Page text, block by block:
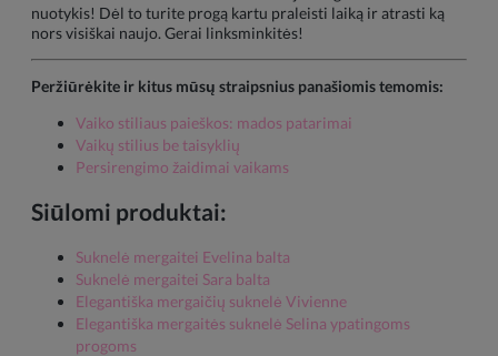
nuotykis! Dėl to turite progą kartu praleisti laiką ir atrasti ką
nors visiškai naujo. Gerai linksminkitės!
Peržiūrėkite ir kitus mūsų straipsnius panašiomis temomis:
Vaiko stiliaus paieškos: mados patarimai
Vaikų stilius be taisyklių
Persirengimo žaidimai vaikams
Siūlomi produktai:
Suknelė mergaitei Evelina balta
Suknelė mergaitei Sara balta
Elegantiška mergaičių suknelė Vivienne
Elegantiška mergaitės suknelė Selina ypatingoms
progoms